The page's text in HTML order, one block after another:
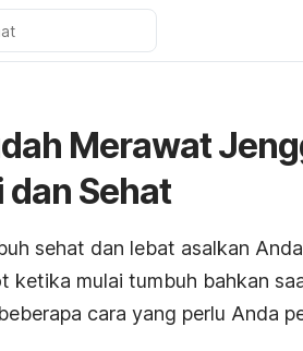
Merawat
dan Sehat
sehat dan lebat asalkan
ketika mulai tumbuh bahkan
cara yang perlu Anda